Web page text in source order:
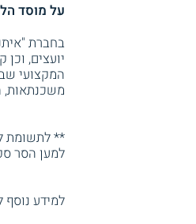
על מוסד
בחברת
יועצים,
המקצועי
משכנתאות,
** לתשומת
למען הסר
למידע נוסף